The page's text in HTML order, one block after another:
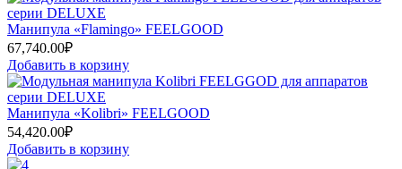
Манипула «Flamingo» FEELGOOD
67,740.00₽
Добавить в корзину
Манипула «Kolibri» FEELGOOD
54,420.00₽
Добавить в корзину